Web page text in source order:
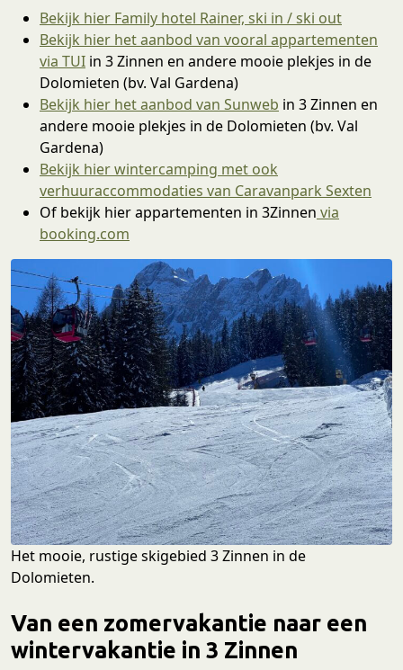
Bekijk hier Family hotel Rainer, ski in / ski out
Bekijk hier het aanbod van vooral appartementen
via TUI in 3 Zinnen en andere mooie plekjes in de
Dolomieten (bv. Val Gardena)
Bekijk hier het aanbod van Sunweb in 3 Zinnen en
andere mooie plekjes in de Dolomieten (bv. Val
Gardena)
Bekijk hier wintercamping met ook
verhuuraccommodaties van Caravanpark Sexten
Of bekijk hier appartementen in 3Zinnen via
booking.com
Het mooie, rustige skigebied 3 Zinnen in de
Dolomieten.
Van een zomervakantie naar een
wintervakantie in 3 Zinnen